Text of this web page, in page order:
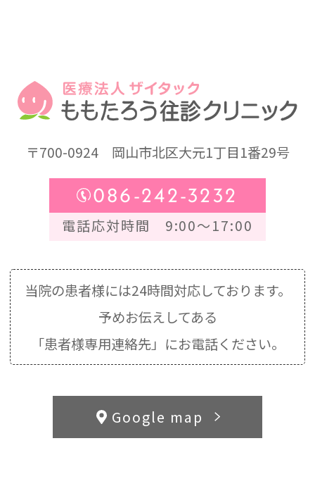
〒700-0924岡山市北区大元1丁目1番29号
086-242-3232
電話応対時間 9:00～17:00
当院の患者様には24時間対応しております。
予めお伝えしてある
「患者様専用連絡先」にお電話ください。
Google map